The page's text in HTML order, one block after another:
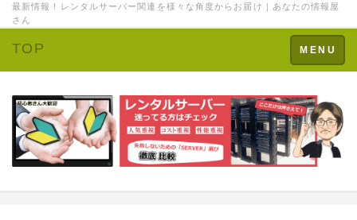
最新情報！レンタルサーバー関連を様々な角度からお届け｜あなたの情報屋
さん
Toggle
navigation
MENU
TOP